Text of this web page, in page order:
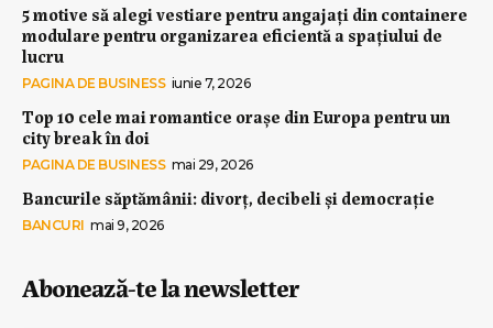
5 motive să alegi vestiare pentru angajați din containere
modulare pentru organizarea eficientă a spațiului de
lucru
PAGINA DE BUSINESS iunie 7, 2026
Top 10 cele mai romantice orașe din Europa pentru un
city break în doi
PAGINA DE BUSINESS mai 29, 2026
Bancurile săptămânii: divorț, decibeli și democrație
BANCURI mai 9, 2026
Abonează-te la newsletter